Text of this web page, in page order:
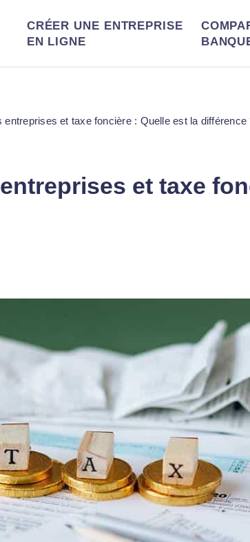
CRÉER UNE ENTREPRISE
EN LIGNE
et taxe
entreprises et taxe foncière : Quelle est la différence